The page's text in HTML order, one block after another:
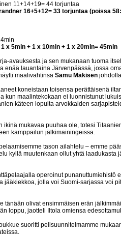
11+14+19= 44 torjuntaa
16+5+12= 33 torjuntaa (poissa
x 5min + 1 x 10min + 1 x 20min= 45min
avauksesta ja sen mukanaan tuoma
enää lauantaina Järvenpäässä, jossa
maalivahtinsa Samu Mäkisen
koneistaan toisensa perättäisenä
kun maalintekokaan ei luonnistunut
käteen lopulta arvokkaiden
ikinä mukavaa puuhaa ole, totesi
kamppailun jälkimainingeissa.
tason ailahtelu – emme
kyllä muutenkaan ollut yhtä laadukasta
operoinut punanuttumiehistö
jääkiekkoa, jolla voi Suomi-sarjassa voi
tänään olivat ensimmäisen erän
loppu, jaotteli Iltola omiensa
suoritti pelisuunnitelmamme